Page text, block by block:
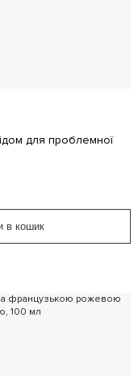
для проблемної
в кошик